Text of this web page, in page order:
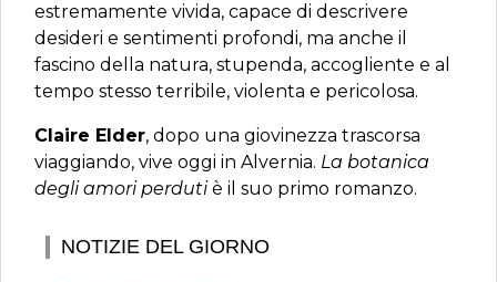
estremamente vivida, capace di descrivere
desideri e sentimenti profondi, ma anche il
fascino della natura, stupenda, accogliente e al
tempo stesso terribile, violenta e pericolosa.
Claire Elder, dopo una giovinezza trascorsa
viaggiando, vive oggi in Alvernia. La botanica
degli amori perdutiè il suo primo romanzo.
NOTIZIE DEL GIORNO